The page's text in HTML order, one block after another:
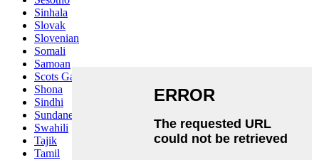
Sinhala
Slovak
Slovenian
Somali
Samoan
Scots Gaelic
Shona
Sindhi
Sundanese
Swahili
Tajik
Tamil